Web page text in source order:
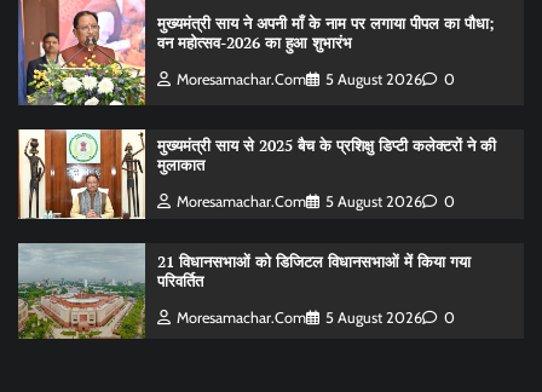
मुख्यमंत्री साय ने अपनी माँ के नाम पर लगाया पीपल का पौधा;
वन महोत्सव-2026 का हुआ शुभारंभ
Moresamachar.com 5 August 2026 0
मुख्यमंत्री साय से 2025 बैच के प्रशिक्षु डिप्टी कलेक्टरों ने की
मुलाकात
Moresamachar.com 5 August 2026 0
21 विधानसभाओं को डिजिटल विधानसभाओं में किया गया
परिवर्तित
Moresamachar.com 5 August 2026 0